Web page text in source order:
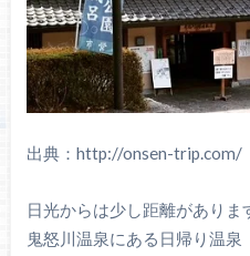
出典：http://onsen-trip.com/
日光からは少し距離があり
鬼怒川温泉にある日帰り温泉